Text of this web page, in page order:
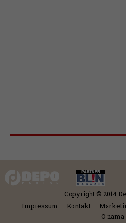
Copyright © 2014
Impressum
Kontakt
O nama